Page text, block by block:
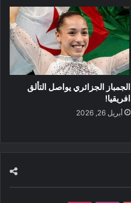
الجمباز الجزائري يواصل التألق
افريقيا!
أبريل 26, 2026